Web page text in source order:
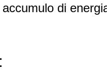
accumulo di